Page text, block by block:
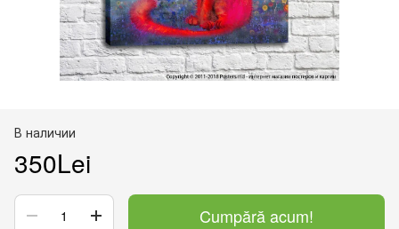
В наличии
350Lei
Cumpără acum!